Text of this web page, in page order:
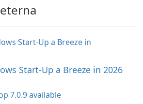
Start-Up a Breeze in 2026